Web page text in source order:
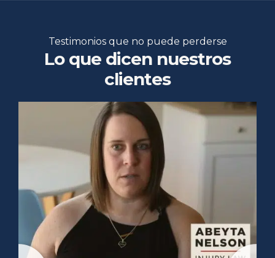
Testimonios que no puede perderse
Lo que dicen nuestros
clientes